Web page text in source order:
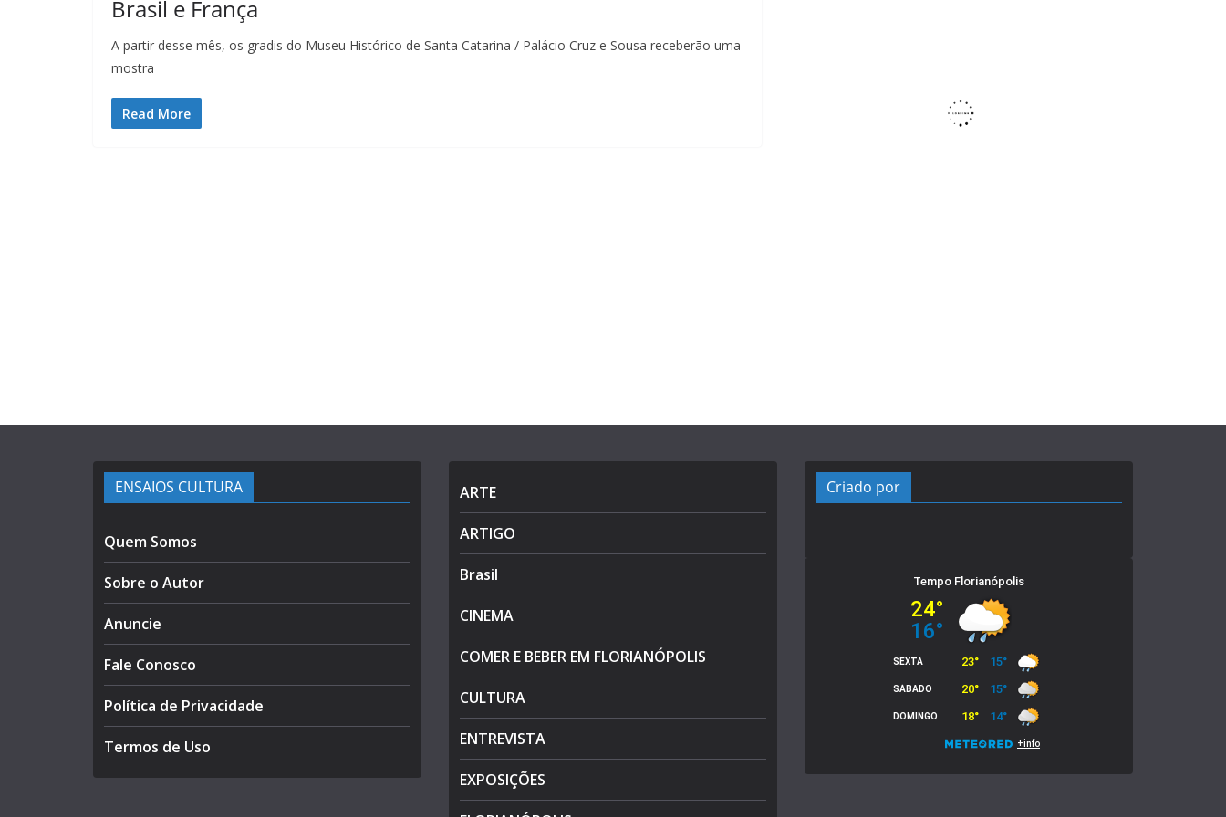
m
Brasil e França
A partir desse mês, os gradis do Museu Histórico de Santa Catarina / Palácio Cruz e Sousa receberão uma
mostra
Read More
ENSAIOS CULTURA
Quem Somos
Sobre o Autor
Anuncie
Fale Conosco
Política de Privacidade
Termos de Uso
ARTE
ARTIGO
Brasil
CINEMA
COMER E BEBER EM FLORIANÓPOLIS
CULTURA
ENTREVISTA
EXPOSIÇÕES
Criado por